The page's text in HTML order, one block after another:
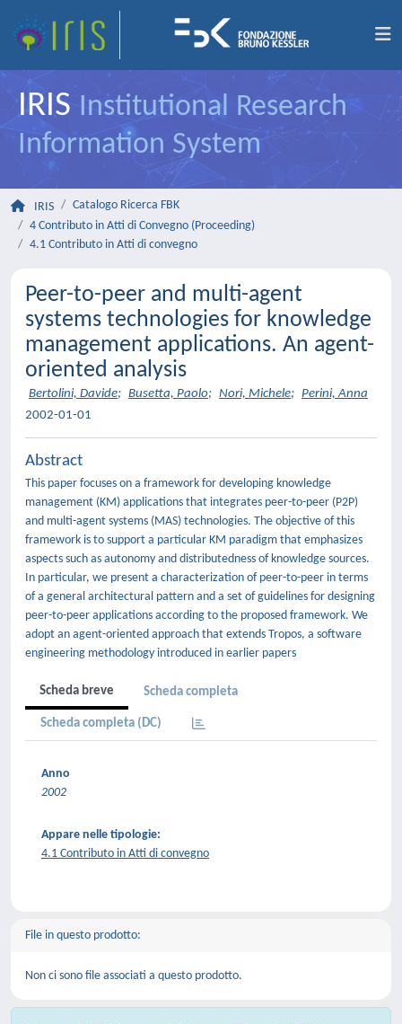
IRIS Institutional Research
Information System
IRIS
Catalogo Ricerca FBK
4 Contributo in Atti di Convegno (Proceeding)
4.1 Contributo in Atti di convegno
Peer-to-peer and multi-agent
systems technologies for knowledge
management applications. An agent-
oriented analysis
Bertolini, Davide; Busetta, Paolo; Nori, Michele; Perini, Anna
2002-01-01
Abstract
This paper focuses on a framework for developing knowledge
management (KM) applications that integrates peer-to-peer (P2P)
and multi-agent systems (MAS) technologies. The objective of this
framework is to support a particular KM paradigm that emphasizes
aspects such as autonomy and distributedness of knowledge sources.
In particular, we present a characterization of peer-to-peer in terms
of a general architectural pattern and a set of guidelines for designing
peer-to-peer applications according to the proposed framework. We
adopt an agent-oriented approach that extends Tropos, a software
engineering methodology introduced in earlier papers
Scheda breve Scheda completa
Scheda completa (DC)
Anno
2002
Appare nelle tipologie:
4.1 Contributo in Atti di convegno
File in questo prodotto:
Non ci sono file associati a questo prodotto.